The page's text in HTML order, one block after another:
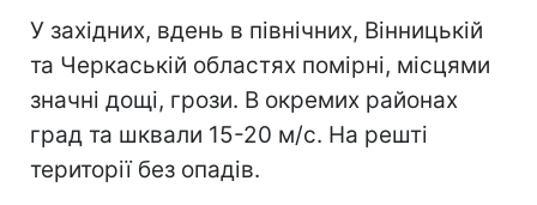
У західних, вдень в північних, Вінницькій
та Черкаській областях помірні, місцями
значні дощі, грози. В окремих районах
град та шквали 15-20 м/с. На решті
території без опадів.